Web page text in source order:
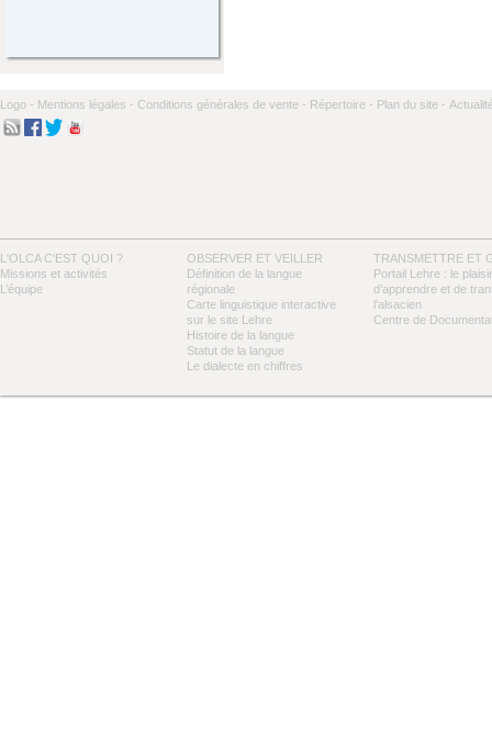
Logo - Mentions légales - Conditions générales de vente - Répertoire - Plan du site -
L'OLCA C'EST QUOI ?
Missions et activités
L’équipe
OBSERVER ET VEILLER
Définition de la langue
régionale
Carte linguistique interactive
sur le site Lehre
Histoire de la langue
Statut de la langue
Le dialecte en chiffres
TRANSMETTRE ET
Portail Lehre : le plaisir
d’apprendre et de
l’alsacien
Centre de